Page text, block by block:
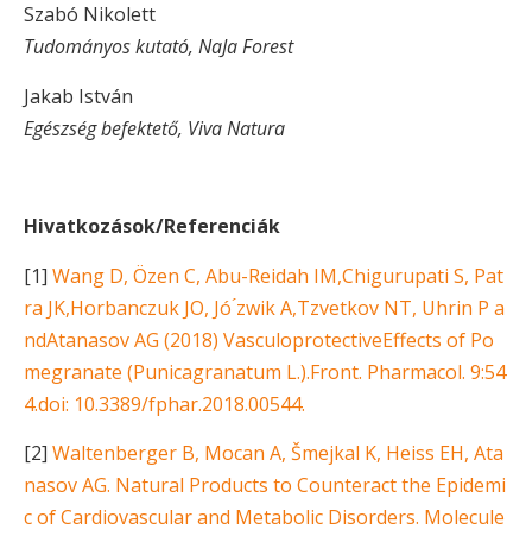
Szabó Nikolett
Tudományos kutató, NaJa Forest
Jakab István
Egészség befektető, Viva Natura
Hivatkozások/Referenciák
[1] Wang D, Özen C, Abu-Reidah IM,Chigurupati S, Pat
ra JK,Horbanczuk JO, Jó ́zwik A,Tzvetkov NT, Uhrin P a
ndAtanasov AG (2018) VasculoprotectiveEffects of Po
megranate (Punicagranatum L.).Front. Pharmacol. 9:54
4.doi: 10.3389/fphar.2018.00544.
[2] Waltenberger B, Mocan A, Šmejkal K, Heiss EH, Ata
nasov AG. Natural Products to Counteract the Epidemi
c of Cardiovascular and Metabolic Disorders. Molecule